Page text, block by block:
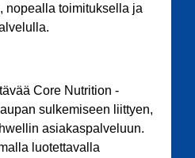
nopealla toimituksella ja
Core Nutrition -
sulkemiseen liittyen,
asiakaspalveluun.
luotettavalla